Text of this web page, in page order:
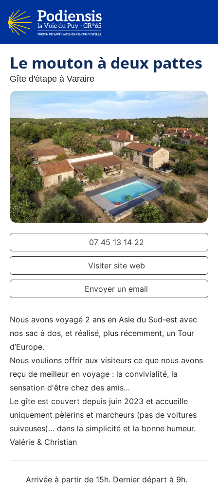
Le mouton à deux pattes
Gîte d'étape à Varaire
07 45 13 14 22
Visiter site web
Envoyer un email
Nous avons voyagé 2 ans en Asie du Sud-est avec
nos sac à dos, et réalisé, plus récemment, un Tour
d’Europe.
Nous voulions offrir aux visiteurs ce que nous avons
reçu de meilleur en voyage : la convivialité, la
sensation d'être chez des amis…
Le gîte est couvert depuis juin 2023 et accueille
uniquement pèlerins et marcheurs (pas de voitures
suiveuses)… dans la simplicité et la bonne humeur.
Valérie & Christian
Arrivée à partir de 15h. Dernier départ à 9h.